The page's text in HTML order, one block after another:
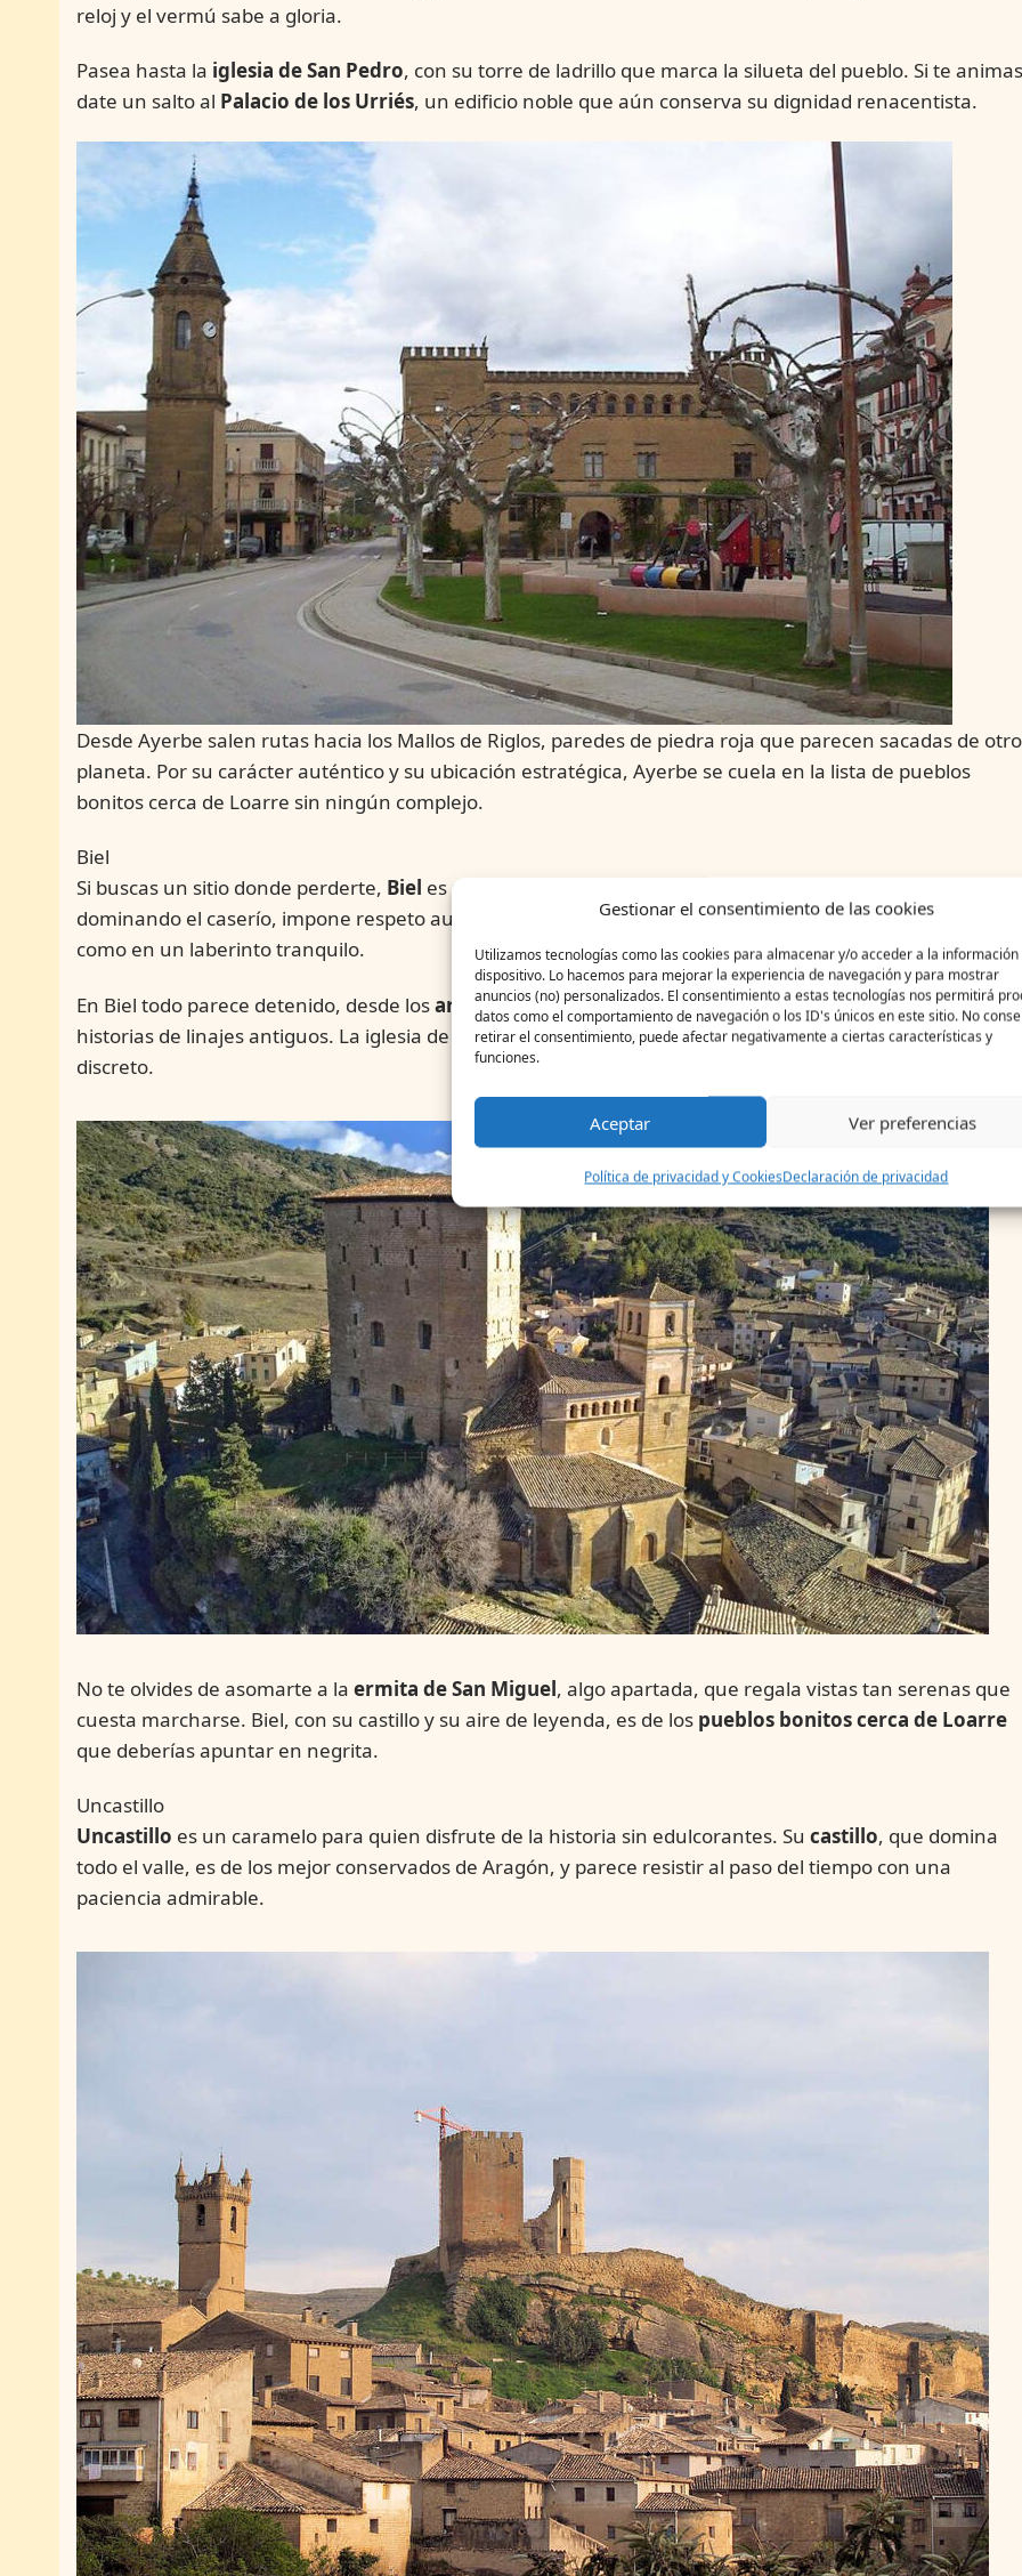
Gestionar el consentimiento de las cookies
Utilizamos tecnologías como las cookies para almacenar y/o acceder a la información
dispositivo. Lo hacemos para mejorar la experiencia de navegación y para mostrar
anuncios (no) personalizados. El consentimiento a estas tecnologías nos permitirá
datos como el comportamiento de navegación o los ID's únicos en este sitio. No
retirar el consentimiento, puede afectar negativamente a ciertas características y
funciones.
Aceptar Ver preferencias
Política de privacidad y CookiesDeclaración de privacidad
reloj y el vermú sabe a gloria.
Pasea hasta la iglesia de San Pedro, con su torre de ladrillo que marca la silueta del pueblo. Si te
date un salto al Palacio de los Urriés, un edificio noble que aún conserva su dignidad renacentista.
Desde Ayerbe salen rutas hacia los Mallos de Riglos, paredes de piedra roja que parecen sacadas de otro
planeta. Por su carácter auténtico y su ubicación estratégica, Ayerbe se cuela en la lista de pueblos
bonitos cerca de Loarre sin ningún complejo.
Biel
Si buscas un sitio donde perderte, Biel es perfecto. Su
dominando el caserío, impone respeto aunque lleve siglos callado. Las calles empedradas suben y bajan
como en un laberinto tranquilo.
En Biel todo parece detenido, desde losarcos góticoshasta las casas con escudos de piedra que
historias de linajes antiguos. La iglesia de San Martín de Tours completa el conjunto con su campanario
discreto.
No te olvides de asomarte a la ermita de San Miguel, algo apartada, que regala vistas tan serenas que
cuesta marcharse. Biel, con su castillo y su aire de leyenda, es de los pueblos bonitos cerca de Loarre
que deberías apuntar en negrita.
Uncastillo
Uncastillo es un caramelo para quien disfrute de la historia sin edulcorantes. Su castillo, que domina
todo el valle, es de los mejor conservados de Aragón, y parece resistir al paso del tiempo con una
paciencia admirable.